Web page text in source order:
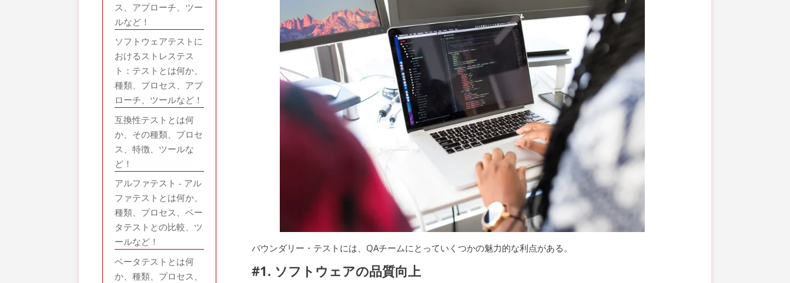
バウンダリー・テストには、QAチームにとっていくつかの魅力的な利点がある。
#1. ソフトウェアの品質向上
ス、アプローチ、ツー
ルなど！
ソフトウェアテストに
おけるストレステス
ト：テストとは何か、
種類、プロセス、アプ
ローチ、ツールなど！
互換性テストとは何
か、その種類、プロセ
ス、特徴、ツールな
ど！
アルファテスト - アル
ファテストとは何か、
種類、プロセス、ベー
タテストとの比較、ツ
ールなど！
ベータテストとは何
か、種類、プロセス、